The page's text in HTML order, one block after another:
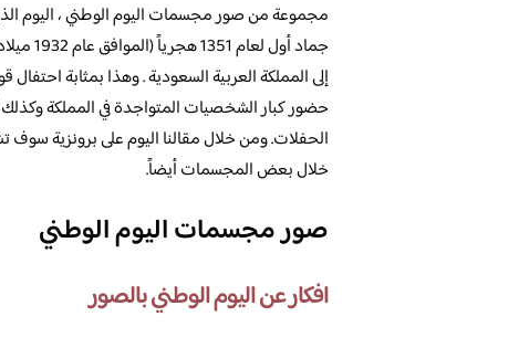
جماد
إلى المملكة العربية السعودية . وهذا بمثابة
حضور كبار الشخصيات المتواجدة في المملكة
الحفلات. ومن خلال مقالنا اليوم على برونزية
خلال بعض المجسمات أيضاً.
صور مجسمات اليوم الوطني
افكار عن اليوم الوطني بالصور